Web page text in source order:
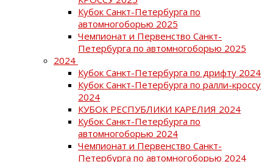
Кубок Санкт-Петербурга по
автомногоборью 2025
Чемпионат и Первенство Санкт-
Петербурга по автомногоборью 2025
2024
Кубок Санкт-Петербурга по дрифту 2024
Кубок Санкт-Петербурга по ралли-кроссу
2024
КУБОК РЕСПУБЛИКИ КАРЕЛИЯ 2024
Кубок Санкт-Петербурга по
автомногоборью 2024
Чемпионат и Первенство Санкт-
Петербурга по автомногоборью 2024